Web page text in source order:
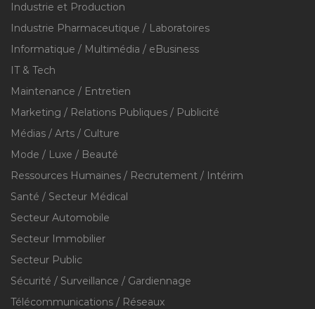
Industrie et Production
Industrie Pharmaceutique / Laboratoires
Informatique / Multimédia / eBusiness
IT & Tech
Maintenance / Entretien
Marketing / Relations Publiques / Publicité
Médias / Arts / Culture
Mode / Luxe / Beauté
Ressources Humaines / Recrutement / Intérim
Santé / Secteur Médical
Secteur Automobile
Secteur Immobilier
Secteur Public
Sécurité / Surveillance / Gardiennage
Télécommunications / Réseaux